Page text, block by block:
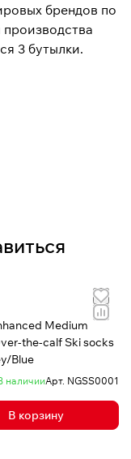
брендов по
3 бутылки.
Medium
the-calf Ski socks
Blue
наличииАрт. NGSS0001
В корзину